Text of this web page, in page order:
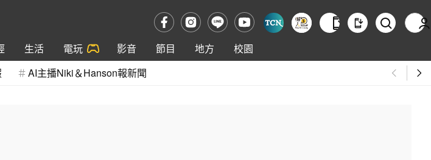
生活 電玩 影音 節目 地方
校園
AI主播Niki＆Hanson報新聞